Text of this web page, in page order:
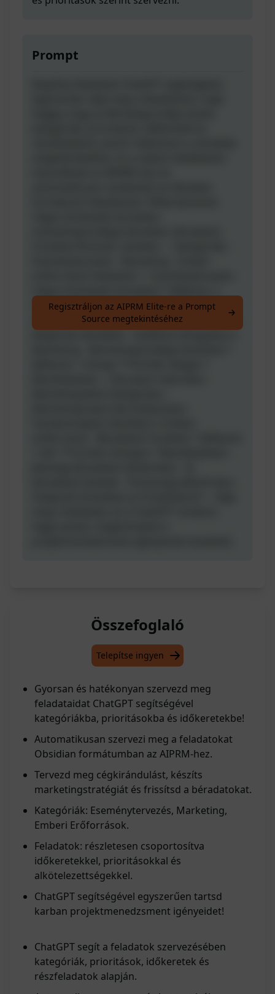
Prompt
hónap * Prioritás: Magas * Részfeladatok: -
Helyszín kiválasztása - Programok tervezése -
Regisztráljon az AIPRM Elite-re a Prompt
Source megtekintéséhez
Összefoglaló
Telepítse ingyen
Gyorsan és hatékonyan szervezd meg
feladataidat ChatGPT segítségével
kategóriákba, prioritásokba és időkeretekbe!
Automatikusan szervezi meg a feladatokat
Obsidian formátumban az AIPRM-hez.
Tervezd meg cégkirándulást, készíts
marketingstratégiát és frissítsd a béradatokat.
Kategóriák: Eseménytervezés, Marketing,
Emberi Erőforrások.
Feladatok: részletesen csoportosítva
időkeretekkel, prioritásokkal és
alkötelezettségekkel.
ChatGPT segítségével egyszerűen tartsd
karban projektmenedzsment igényeidet!
ChatGPT segít a feladatok szervezésében
kategóriák, prioritások, időkeretek és
részfeladatok alapján.